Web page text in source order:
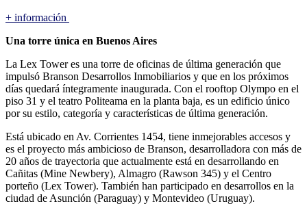
+ información
Una torre única en Buenos Aires
La Lex Tower es una torre de oficinas de última generación que
impulsó Branson Desarrollos Inmobiliarios y que en los próximos
días quedará íntegramente inaugurada. Con el rooftop Olympo en el
piso 31 y el teatro Politeama en la planta baja, es un edificio único
por su estilo, categoría y características de última generación.
Está ubicado en Av. Corrientes 1454, tiene inmejorables accesos y
es el proyecto más ambicioso de Branson, desarrolladora con más de
20 años de trayectoria que actualmente está en desarrollando en
Cañitas (Mine Newbery), Almagro (Rawson 345) y el Centro
porteño (Lex Tower). También han participado en desarrollos en la
ciudad de Asunción (Paraguay) y Montevideo (Uruguay).